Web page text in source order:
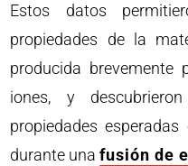
Estos datos
propiedades de la
producida brevemente
iones, y
propiedades
durante unafusión de